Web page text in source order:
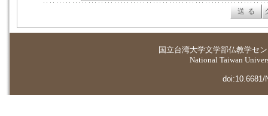
国立台湾大学文学部仏教学セ
National Taiwan
doi:10.6681/